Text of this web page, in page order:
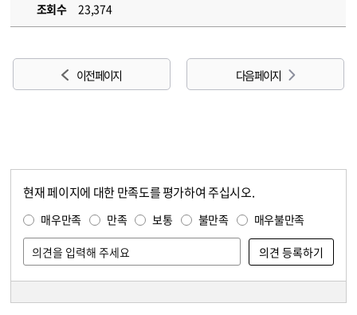
조회수
23,374
이전 페이지 다음 페이지
현재 페이지에 대한 만족도를 평가하여 주십시오.
매우만족 만족 보통 불만족 매우불만족